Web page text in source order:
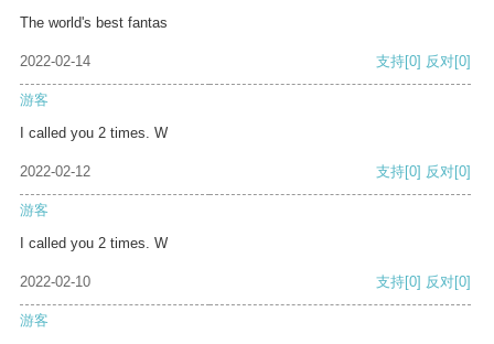
The world's best fantas
2022-02-14 支持[0] 反对[0]
游客
I called you 2 times. W
2022-02-12 支持[0] 反对[0]
游客
I called you 2 times. W
2022-02-10 支持[0] 反对[0]
游客